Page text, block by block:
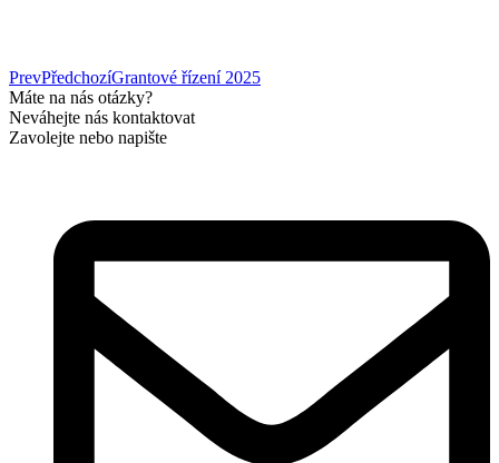
PrevPředchozíGrantové řízení 2025
Máte na nás otázky?
Neváhejte nás kontaktovat
Zavolejte nebo napište